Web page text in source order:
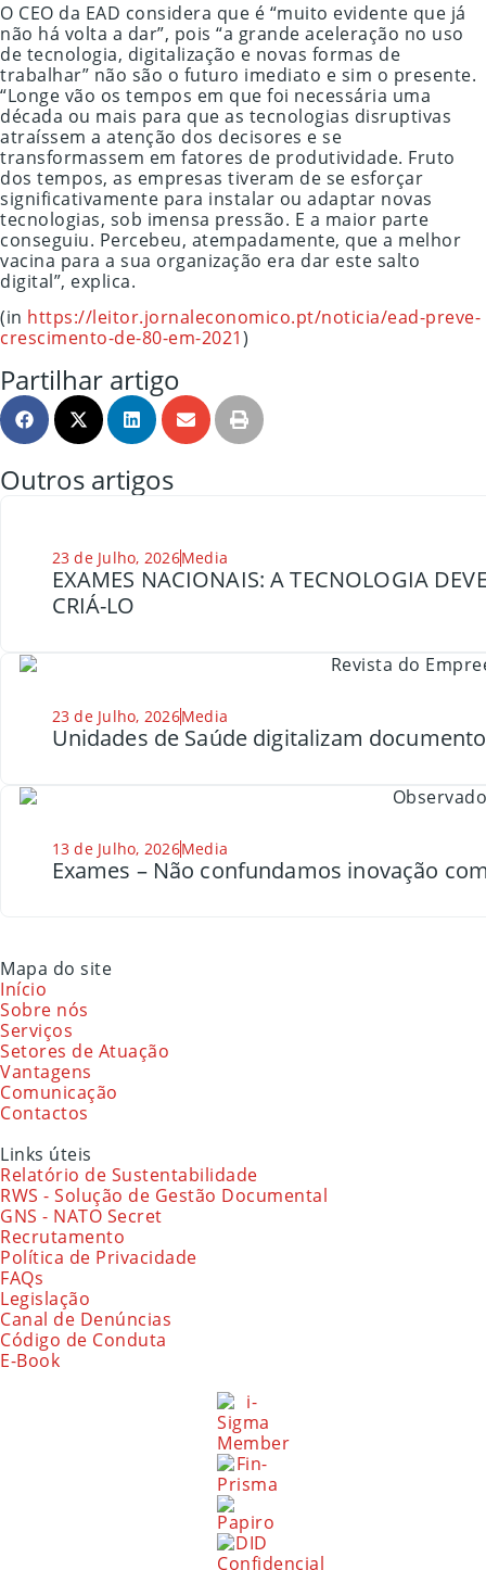
O CEO da EAD considera que é “muito evidente que já
não há volta a dar”, pois “a grande aceleração no uso
de tecnologia, digitalização e novas formas de
trabalhar” não são o futuro imediato e sim o presente.
“Longe vão os tempos em que foi necessária uma
década ou mais para que as tecnologias disruptivas
atraíssem a atenção dos decisores e se
transformassem em fatores de produtividade. Fruto
dos tempos, as empresas tiveram de se esforçar
significativamente para instalar ou adaptar novas
tecnologias, sob imensa pressão. E a maior parte
conseguiu. Percebeu, atempadamente, que a melhor
vacina para a sua organização era dar este salto
digital”, explica.
(in https://leitor.jornaleconomico.pt/noticia/ead-preve-
crescimento-de-80-em-2021)
Partilhar artigo
Outros artigos
23 de Julho, 2026Media
EXAMES NACIONAIS: A TECNOLOGIA
CRIÁ-LO
23 de Julho, 2026Media
Unidades de Saúde digitalizam
13 de Julho, 2026Media
Exames – Não confundamos inovação
Mapa do site
Início
Sobre nós
Serviços
Setores de Atuação
Vantagens
Comunicação
Contactos
Links úteis
Relatório de Sustentabilidade
RWS - Solução de Gestão Documental
GNS - NATO Secret
Recrutamento
Política de Privacidade
FAQs
Legislação
Canal de Denúncias
Código de Conduta
E-Book